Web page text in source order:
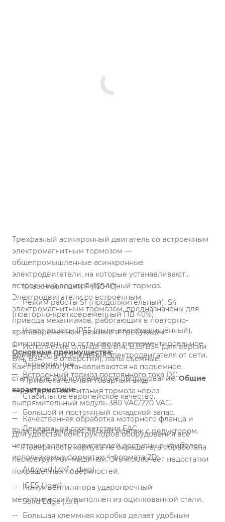
Трехфазный асинхронный двигатель со встроенным
электромагнитным тормозом —
общепромышленные асинхронные
электродвигатели, на которые устанавливают
встроенный электромагнитный тормоз.
Электродвигатели со встроенным
электромагнитным тормозом, предназначены для
привода механизмов, работающих в повторно-
кратковременном режиме и требующих
фиксированного останова за регламентированное
время после отключения электродвигателя от сети.
Как правило, устанавливаются на подъемное,
станочное или конвейерное оборудование.Общие
характеристики:
Класс изоляции F (155 °С).
Режим работы S1 (продолжительный), S4
(повторно-кратковременный ПВ 40%).
Класс защиты IP55 (пыле-влагозащищённый).
Исполнение фланца B5/B14, B35/B34 (для версии
B14, B34 — 8 отверстий), лапы съемные.
Встроенный тормоз постоянного тока DC.
Напряжение питания тормоза через
выпрямительный модуль 380 VAC/220 VAC.
Качественная обработка моторного фланца и
вала, обеспечивает легкий монтаж с редуктором.
Поверхность корпуса не окрашена, а обработана
пескоструйной машиной. Это исключает недостатки
покрашенных поверхностей.
Кожух вентилятора ударопрочный
металлический, выполнен из оцинкованной стали.
Большая клеммная коробка делает удобным
Основные преимущества:
Экономичные.
Привлекательный товарный вид.
Стабильное европейское качество.
Большой и постоянный складской запас.
Декларация соответствия EAC.
Для удобства конструкторов оборудования все
чертежи электродвигателей доступны в наиболее
используемых форматах:4 формата 2D:
Autocad (.dxf - .dwg)
IGES (.iges)
Solid Edge (.dft)